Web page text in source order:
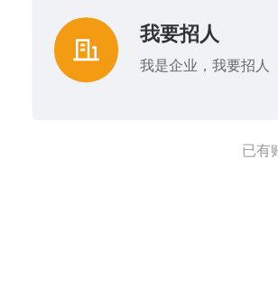
我要招人
我是企业，我要招人
已有